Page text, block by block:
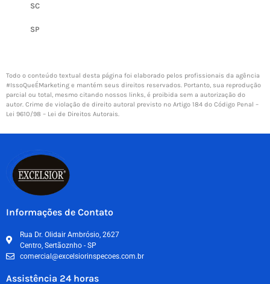
SC
SP
Todo o conteúdo textual desta página foi elaborado pelos profissionais da agência
#IssoQueÉMarketing e mantém seus direitos reservados. Portanto, sua reprodução
parcial ou total, mesmo citando nossos links, é proibida sem a autorização do
autor. Crime de violação de direito autoral previsto no Artigo 184 do Código Penal –
Lei 9610/98 – Lei de Direitos Autorais.
Informações de Contato
Rua Dr. Olidair Ambrósio, 2627
Centro, Sertãoznho - SP
comercial@excelsiorinspecoes.com.br
Assistência 24 horas